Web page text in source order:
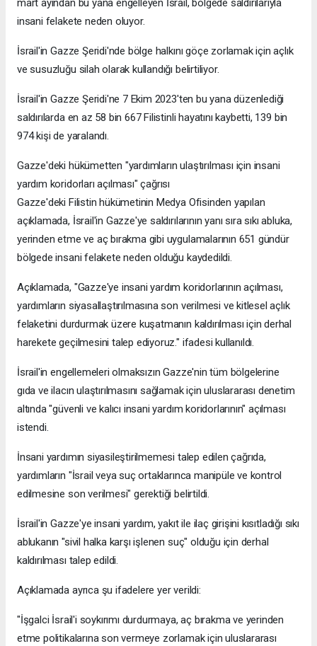
mart ayından bu yana engelleyen İsrail, bölgede saldırılarıyla
insani felakete neden oluyor.
İsrail'in Gazze Şeridi'nde bölge halkını göçe zorlamak için açlık
ve susuzluğu silah olarak kullandığı belirtiliyor.
İsrail'in Gazze Şeridi'ne 7 Ekim 2023'ten bu yana düzenlediği
saldırılarda en az 58 bin 667 Filistinli hayatını kaybetti, 139 bin
974 kişi de yaralandı.
Gazze'deki hükümetten "yardımların ulaştırılması için insani
yardım koridorları açılması" çağrısı
Gazze'deki Filistin hükümetinin Medya Ofisinden yapılan
açıklamada, İsrail'in Gazze'ye saldırılarının yanı sıra sıkı abluka,
yerinden etme ve aç bırakma gibi uygulamalarının 651 gündür
bölgede insani felakete neden olduğu kaydedildi.
Açıklamada, "Gazze'ye insani yardım koridorlarının açılması,
yardımların siyasallaştırılmasına son verilmesi ve kitlesel açlık
felaketini durdurmak üzere kuşatmanın kaldırılması için derhal
harekete geçilmesini talep ediyoruz." ifadesi kullanıldı.
İsrail'in engellemeleri olmaksızın Gazze'nin tüm bölgelerine
gıda ve ilacın ulaştırılmasını sağlamak için uluslararası denetim
altında "güvenli ve kalıcı insani yardım koridorlarının" açılması
istendi.
İnsani yardımın siyasileştirilmemesi talep edilen çağrıda,
yardımların "İsrail veya suç ortaklarınca manipüle ve kontrol
edilmesine son verilmesi" gerektiği belirtildi.
İsrail'in Gazze'ye insani yardım, yakıt ile ilaç girişini kısıtladığı sıkı
ablukanın "sivil halka karşı işlenen suç" olduğu için derhal
kaldırılması talep edildi.
Açıklamada ayrıca şu ifadelere yer verildi:
"İşgalci İsrail'i soykırımı durdurmaya, aç bırakma ve yerinden
etme politikalarına son vermeye zorlamak için uluslararası